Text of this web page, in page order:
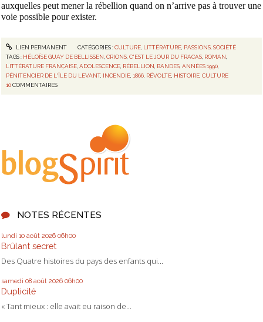
NOTES RÉCENTES
lundi 10 août 2026 06h00
Brûlant secret
Des Quatre histoires du pays des enfants qui...
samedi 08 août 2026 06h00
Duplicité
« Tant mieux : elle avait eu raison de...
auxquelles peut mener la rébellion quand on n’arrive pas à trouver une
voie possible pour exister.
LIEN PERMANENT CATÉGORIES :CULTURE, LITTÉRATURE, PASSIONS, SOCIÉTÉ
TAGS : HÉLOÏSE GUAY DE BELLISSEN ,CRIONS ,C'EST LE JOUR DU FRACAS ROMAN
LITTÉRATURE FRANÇAISE ,ADOLESCENCE RÉBELLION BANDES ,ANNÉES 1990
PÉNITENCIER DE L'ÎLE DU LEVANT, INCENDIE ,1866 RÉVOLTE HISTOIRE ,CULTURE
10COMMENTAIRES